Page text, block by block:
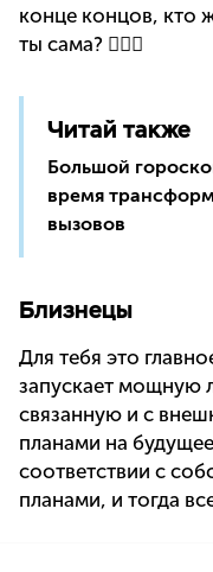
конце концов, кто
ты сама? 🧘🏼‍♀️
Читай также
Большой
время
вызовов
Близнецы
Для тебя это
запускает мощную
связанную и с
планами на
соответствии с
планами, и тогда